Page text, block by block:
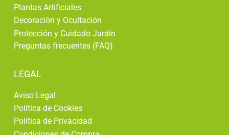
Plantas Artificiales
Decoración y Ocultación
Protección y Cuidado Jardín
Preguntas frecuentes (FAQ)
LEGAL
Aviso Legal
Política de Cookies
Política de Privacidad